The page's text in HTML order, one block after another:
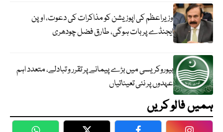
وزیراعظم کی اپوزیشن کو مذاکرات کی دعوت، اوپن
ایجنڈے پر بات ہوگی، طارق فضل چودھری
بیوروکریسی میں بڑے پیمانے پر تقرر و تبادلے، متعدد اہم
عہدوں پر نئی تعیناتیاں
ہمیں فالو کریں